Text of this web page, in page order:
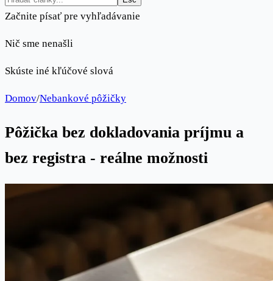
Začnite písať pre vyhľadávanie
Nič sme nenašli
Skúste iné kľúčové slová
Domov/Nebankové pôžičky
Pôžička bez dokladovania príjmu a
bez registra - reálne možnosti